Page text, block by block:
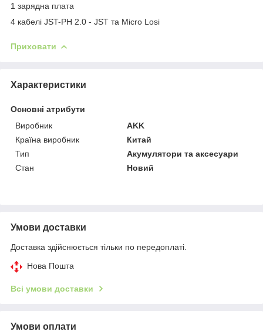
1 зарядна плата
4 кабелі JST-PH 2.0 - JST та Micro Losi
Приховати
Характеристики
Основні атрибути
Виробник
AKK
Країна виробник
Китай
Тип
Акумулятори та аксесуари
Стан
Новий
Умови доставки
Доставка здійснюється тільки по передоплаті.
Нова Пошта
Всі умови доставки
Умови оплати